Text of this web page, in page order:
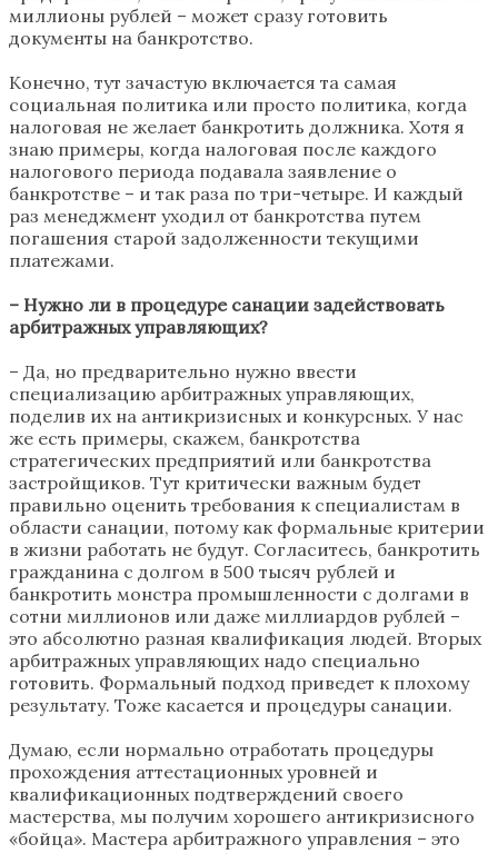
миллионы рублей – может сразу готовить
документы на банкротство.
Конечно, тут зачастую включается та самая
социальная политика или просто политика, когда
налоговая не желает банкротить должника. Хотя я
знаю примеры, когда налоговая после каждого
налогового периода подавала заявление о
банкротстве – и так раза по три-четыре. И каждый
раз менеджмент уходил от банкротства путем
погашения старой задолженности текущими
платежами.
– Нужно ли в процедуре санации задействовать
арбитражных управляющих?
– Да, но предварительно нужно ввести
специализацию арбитражных управляющих,
поделив их на антикризисных и конкурсных. У нас
же есть примеры, скажем, банкротства
стратегических предприятий или банкротства
застройщиков. Тут критически важным будет
правильно оценить требования к специалистам в
области санации, потому как формальные критерии
в жизни работать не будут. Согласитесь, банкротить
гражданина с долгом в 500 тысяч рублей и
банкротить монстра промышленности с долгами в
сотни миллионов или даже миллиардов рублей –
это абсолютно разная квалификация людей. Вторых
арбитражных управляющих надо специально
готовить. Формальный подход приведет к плохому
результату. Тоже касается и процедуры санации.
Думаю, если нормально отработать процедуры
прохождения аттестационных уровней и
квалификационных подтверждений своего
мастерства, мы получим хорошего антикризисного
«бойца». Мастера арбитражного управления – это